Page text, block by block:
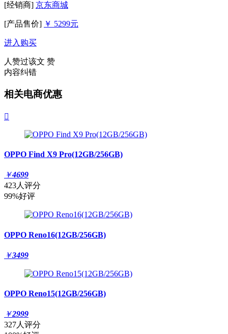
[经销商] 京东商城
[产品售价] ￥ 5299元
进入购买
人赞过该文 赞
内容纠错
相关电商优惠

OPPO Find X9 Pro(12GB/256GB)
￥4699
423人评分
99%好评
OPPO Reno16(12GB/256GB)
￥3499
OPPO Reno15(12GB/256GB)
￥2999
327人评分